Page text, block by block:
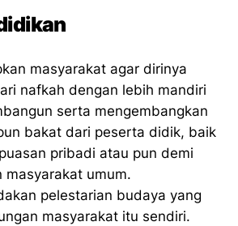
masyarakat agar dirinya
nafkah dengan lebih mandiri
serta mengembangkan
bakat dari peserta didik, baik
pribadi atau pun demi
masyarakat umum.
pelestarian budaya yang
masyarakat itu sendiri.